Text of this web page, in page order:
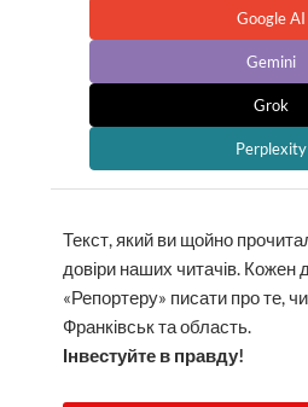
Google AI
Gemini
Grok
Perplexity
Текст, який ви щойно
довіри наших читачів. Кожен
«Репортеру» писати про те,
Франківськ та область.
Інвестуйте в правду!